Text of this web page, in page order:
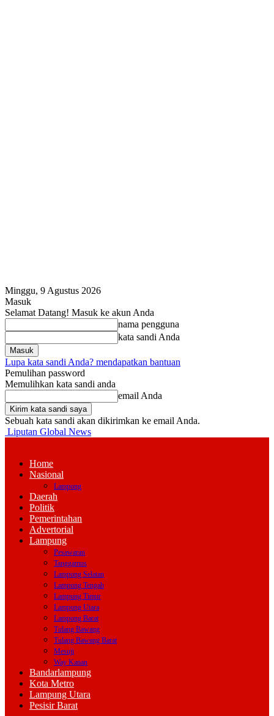
Minggu, 9 Agustus 2026
Masuk
Selamat Datang! Masuk ke akun Anda
nama pengguna
kata sandi Anda
Lupa kata sandi Anda? mendapatkan bantuan
Pemulihan password
Memulihkan kata sandi anda
email Anda
Sebuah kata sandi akan dikirimkan ke email Anda.
Liputan Global News
Home
Nasional
Lampung
Daerah
Politik
Pemerintahan
Advertorial
Lampung
Pesawaran
Tanggamus
Lampung Selatan
Lampung Tengah
Lampung Timur
Lampung Utara
Lampung Barat
Tulang Bawang
Tulang Bawang Barat
Mesuji
Way Kanan
Bandarlampung
Kota Metro
Lampung Utara
Pesisir Barat